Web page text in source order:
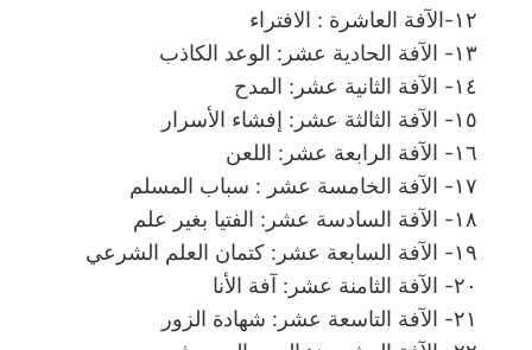
١٢-الآفة العاشرة : الافتراء
١٣- الآفة الحادية عشر: الوعد الكاذب
١٤- الآفة الثانية عشر: المدح
١٥- الآفة الثالثة عشر: إفشاء الأسرار
١٦- الآفة الرابعة عشر: اللعن
١٧- الآفة الخامسة عشر : سباب المسلم
١٨- الآفة السادسة عشر: الفتيا بغير علم
١٩- الآفة السابعة عشر: كتمان العلم الشرعي
٢٠- الآفة الثامنة عشر: آفة الأنا
٢١- الآفة التاسعة عشر: شهادة الزور